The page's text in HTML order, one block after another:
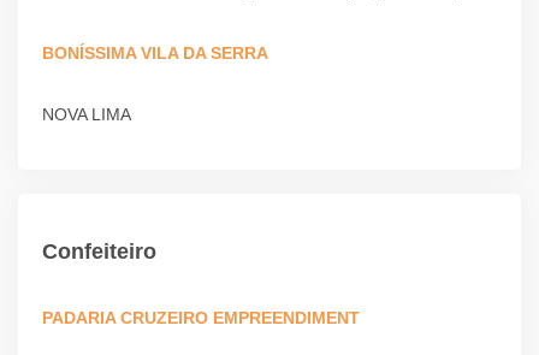
BONÍSSIMA VILA DA SERRA
NOVA LIMA
Confeiteiro
PADARIA CRUZEIRO EMPREENDIMENT